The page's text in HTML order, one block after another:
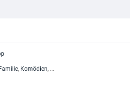
, Komödien, ...